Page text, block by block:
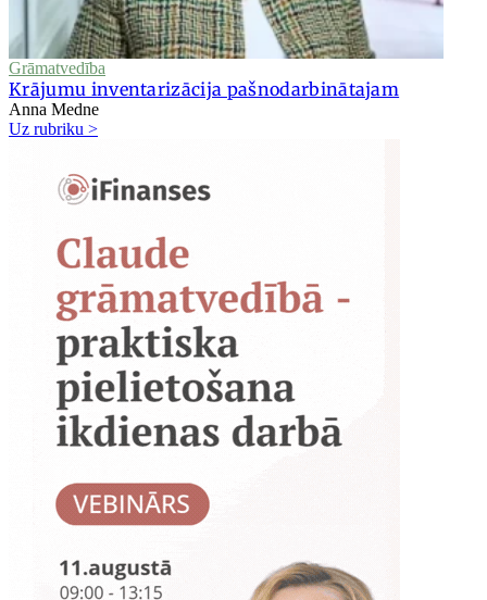
Grāmatvedība
Krājumu inventarizācija pašnodarbinātajam
Anna Medne
Uz rubriku >